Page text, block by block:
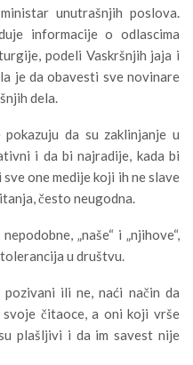
unutrašnjih poslova.
informacije o odlascima
podeli Vaskršnjih jaja i
je da obavesti sve novinare
dela.
da su zaklinjanje u
i da bi najradije, kada bi
one medije koji ih ne slave
često neugodna.
„naše“ i „njihove“,
u društvu.
ili ne, naći način da
čitaoce, a oni koji vrše
plašljivi i da im savest nije